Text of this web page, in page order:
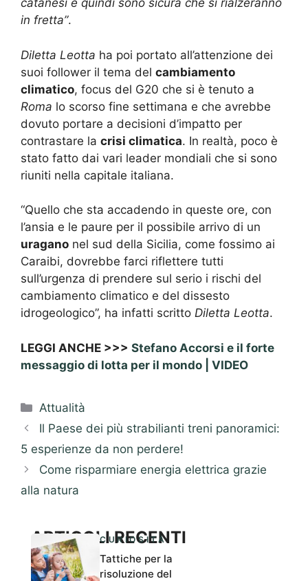
catanesi e quindi sono sicura che si rialzeranno
in fretta”.
Diletta Leotta ha poi portato all’attenzione dei
suoi follower il tema del cambiamento
climatico, focus del G20 che si è tenuto a
Roma lo scorso fine settimana e che avrebbe
dovuto portare a decisioni d’impatto per
contrastare la crisi climatica. In realtà, poco è
stato fatto dai vari leader mondiali che si sono
riuniti nella capitale italiana.
“Quello che sta accadendo in queste ore, con
l’ansia e le paure per il possibile arrivo di un
uragano nel sud della Sicilia, come fossimo ai
Caraibi, dovrebbe farci riflettere tutti
sull’urgenza di prendere sul serio i rischi del
cambiamento climatico e del dissesto
idrogeologico”, ha infatti scritto Diletta Leotta.
LEGGI ANCHE >>> Stefano Accorsi e il forte
messaggio di lotta per il mondo | VIDEO
Categorie
Attualità
Il Paese dei più strabilianti treni panoramici:
5 esperienze da non perdere!
Come risparmiare energia elettrica grazie
alla natura
ARTICOLI RECENTI
CURIOSITÀ
Tattiche per la
risoluzione del